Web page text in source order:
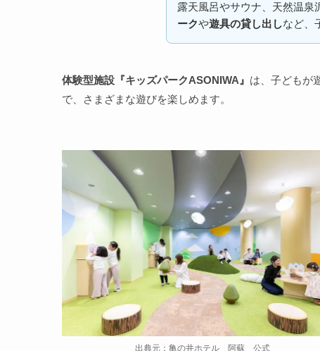
露天風呂やサウナ、天然温泉
ークや遊具の貸し出しなど、
体験型施設『キッズパークASONIWA』 は、子どもが
で、さまざまな遊びを楽しめます。
出典元：亀の井ホテル 阿蘇 公式